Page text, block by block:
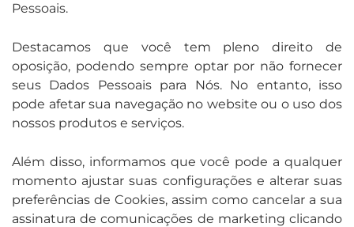
Pessoais.
Destacamos que você tem pleno direito de
oposição, podendo sempre optar por não fornecer
seus Dados Pessoais para Nós. No entanto, isso
pode afetar sua navegação no website ou o uso dos
nossos produtos e serviços.
Além disso, informamos que você pode a qualquer
momento ajustar suas configurações e alterar suas
preferências de Cookies, assim como cancelar a sua
assinatura de comunicações de marketing clicando